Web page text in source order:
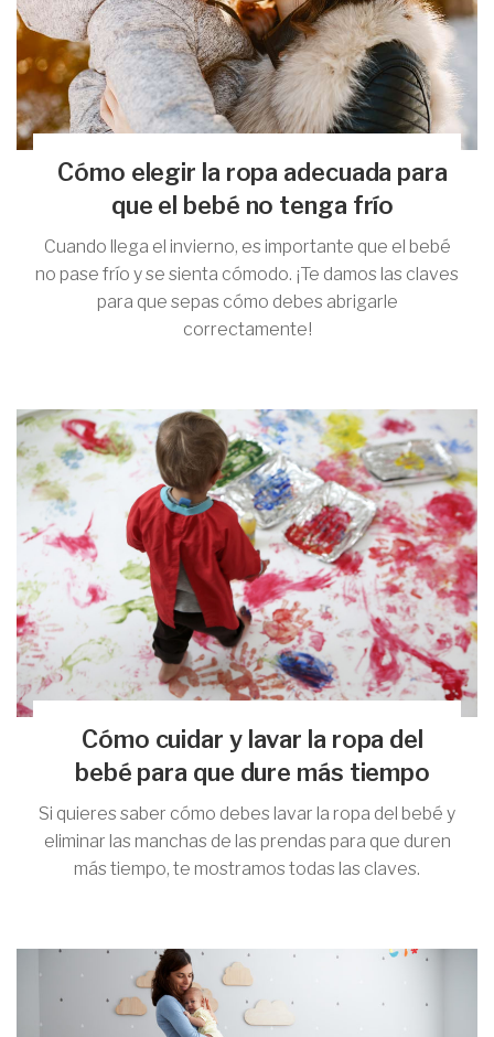
Cómo elegir la ropa adecuada para
que el bebé no tenga frío
Cuando llega el invierno, es importante que el bebé
no pase frío y se sienta cómodo. ¡Te damos las claves
para que sepas cómo debes abrigarle
correctamente!
Cómo cuidar y lavar la ropa del
bebé para que dure más tiempo
Si quieres saber cómo debes lavar la ropa del bebé y
eliminar las manchas de las prendas para que duren
más tiempo, te mostramos todas las claves.